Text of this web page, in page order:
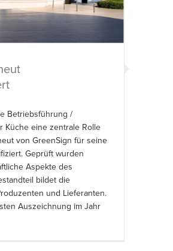
Betriebsführung /
Küche eine zentrale Rolle
von GreenSign für seine
Geprüft wurden
Aspekte des
bildet die
und Lieferanten.
Auszeichnung im Jahr